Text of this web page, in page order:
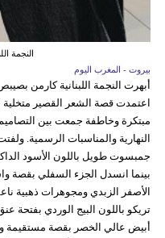
النجمة
بيروت - المغرب اليوم
أبهرت النجمة اللبنانية كارمن
اعتمدت قصة الشعر القصير متخلية
مبتكرة وخاطفة جمعت بين التصاميم
النهارية والمناسبات الرسمية.
جمبسوت طويل باللون الأسود
بينما انسدل الجزء السفلي بقصة
الأصفر الزبدي ومجوهرات ذهبية
تريكو باللون البيج الوردي بفتحة
أبيض عالي الخصر بقصة مستقيمة